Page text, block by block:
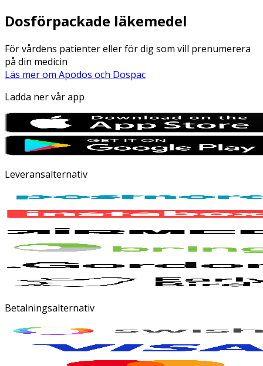
Dosförpackade läkemedel
För vårdens patienter eller för dig som vill prenumerera
på din medicin
Läs mer om Apodos och Dospac
Ladda ner vår app
Leveransalternativ
Betalningsalternativ